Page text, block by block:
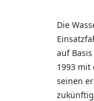
Die
auf
1993 mit
seinen